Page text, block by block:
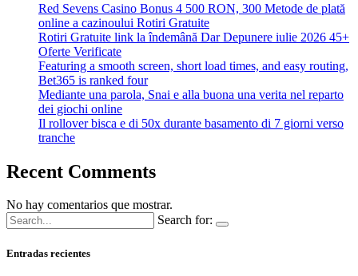
Red Sevens Casino Bonus 4 500 RON, 300 Metode de plată
online a cazinoului Rotiri Gratuite
Rotiri Gratuite link la îndemână Dar Depunere iulie 2026 45+
Oferte Verificate
Featuring a smooth screen, short load times, and easy routing,
Bet365 is ranked four
Mediante una parola, Snai e alla buona una verita nel reparto
dei giochi online
Il rollover bisca e di 50x durante basamento di 7 giorni verso
tranche
Recent Comments
No hay comentarios que mostrar.
Search for:
Entradas recientes